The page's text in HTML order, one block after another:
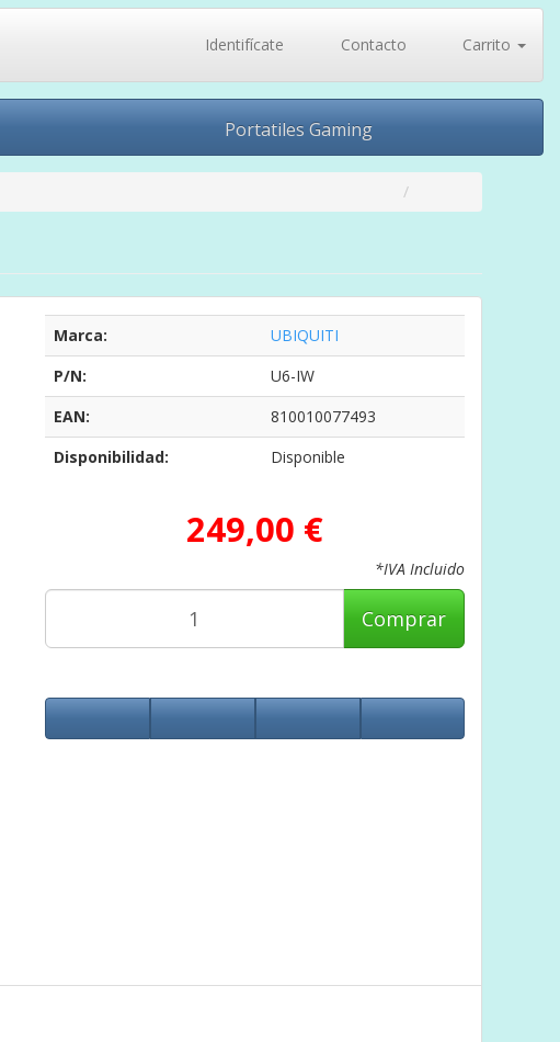
Identifícate Contacto Carrito
Portatiles Gaming
Marca:
UBIQUITI
P/N:
U6-IW
EAN:
810010077493
Disponibilidad:
Disponible
249,00 €
*IVA Incluido
Comprar